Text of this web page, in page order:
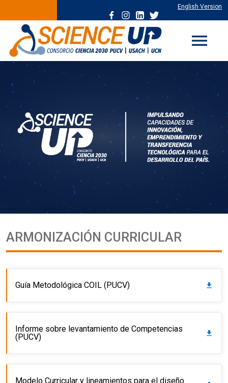
English Version
menu
ARMONIZACIÓN CURRICULAR
Guía Metodológica COIL (PUCV) get_app
Informe sobre levantamiento de Competencias
(PUCV)
get_app
Modelo Curricular y lineamientos para el diseño